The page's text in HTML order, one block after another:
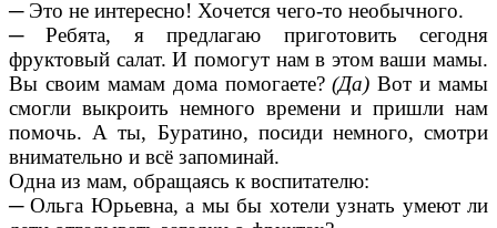
─ Это не интересно! Хочется чего-то необычного.
─ Ребята, я предлагаю приготовить сегодня
фруктовый салат. И помогут нам в этом ваши мамы.
Вы своим мамам дома помогаете?(Да)Вот и мамы
смогли выкроить немного времени и пришли нам
помочь. А ты, Буратино, посиди немного, смотри
внимательно и всё запоминай.
Одна из мам, обращаясь к воспитателю:
─ Ольга Юрьевна, а мы бы хотели узнать умеют ли